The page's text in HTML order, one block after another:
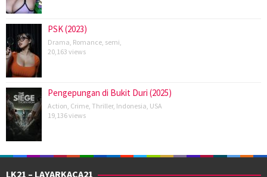
PSK (2023)
Drama Romance semi
20,163 views
Pengepungan di Bukit Duri (2025)
Action Crime Thriller, Indonesia USA
19,136 views
LK21 – LAYARKACA21